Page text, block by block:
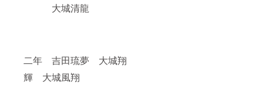
大城清龍
二年 吉田琉夢 大城翔
輝 大城風翔